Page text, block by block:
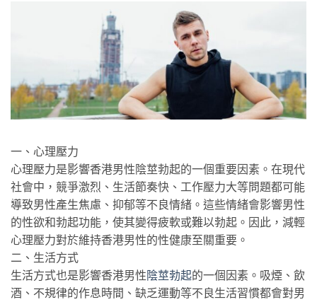
一、心理壓力
心理壓力是影響香港男性陰莖勃起的一個重要因素。在現代
社會中，競爭激烈、生活節奏快、工作壓力大等問題都可能
導致男性產生焦慮、抑郁等不良情緒。這些情緒會影響男性
的性欲和勃起功能，使其變得疲軟或難以勃起。因此，減輕
心理壓力對於維持香港男性的性健康至關重要。
二、生活方式
生活方式也是影響香港男性陰莖勃起的一個因素。吸煙、飲
酒、不規律的作息時間、缺乏運動等不良生活習慣都會對男